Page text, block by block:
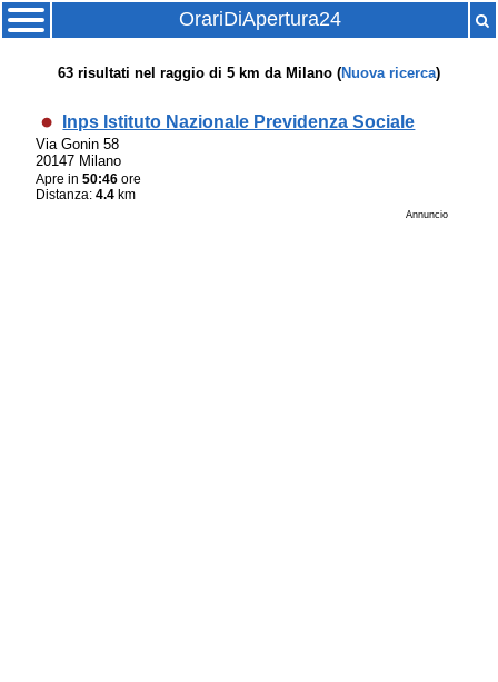
OrariDiApertura24
63 risultati nel raggio di 5 km da Milano (Nuova ricerca)
Inps Istituto Nazionale Previdenza Sociale
Via Gonin 58
20147 Milano
Apre in50:46 ore
Distanza:4.4 km
Annuncio